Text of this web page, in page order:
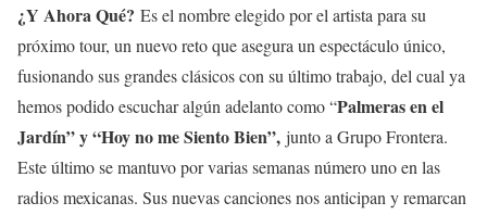
¿Y Ahora Qué? Es el nombre elegido por el artista para su
próximo tour, un nuevo reto que asegura un espectáculo único,
fusionando sus grandes clásicos con su último trabajo, del cual ya
hemos podido escuchar algún adelanto como “Palmeras en el
Jardín” y “Hoy no me Siento Bien”, junto a Grupo Frontera.
Este último se mantuvo por varias semanas número uno en las
radios mexicanas. Sus nuevas canciones nos anticipan y remarcan